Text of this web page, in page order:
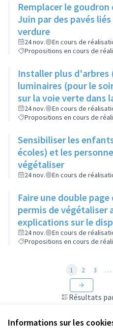
Informations sur les
Remplacer le goudron
Juin par des pavés
verdure
24 nov.
En cours de
Propositions en cours de
Installer plus
luminaires (pour le
sur la voie verte dans
et la rue de l'Industrie
24 nov.
En cours de
Propositions en cours de
Sensibiliser les
écoles) et les
végétaliser
24 nov. En cours de
Faire une double
permis de végétaliser
explications sur le
côté des exemples
investir
24 nov.
En cours de
Propositions en cours de
Résultats
1 2 3 …